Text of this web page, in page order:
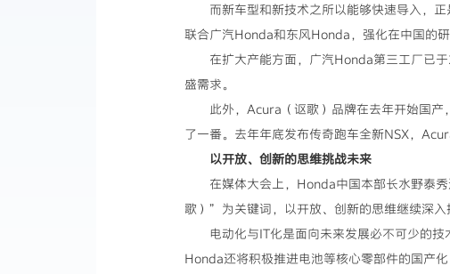
而新车型和新技术之所以能够快速导入，
联合广汽Honda和东风Honda，强化在中国的研
在扩大产能方面，广汽Honda第三工厂已
盛需求。
此外，Acura（讴歌）品牌在去年开始国
了一番。去年年底发布传奇跑车全新NSX，
以开放、创新的思维挑战未来
在媒体大会上，Honda中国本部长水野泰
歌）”为关键词，以开放、创新的思维继续深入
电动化与IT化是面向未来发展必不可少的
Honda还将积极推进电池等核心零部件的国产